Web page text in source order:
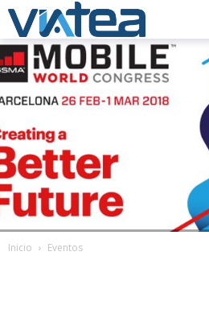
Inicio Eventos